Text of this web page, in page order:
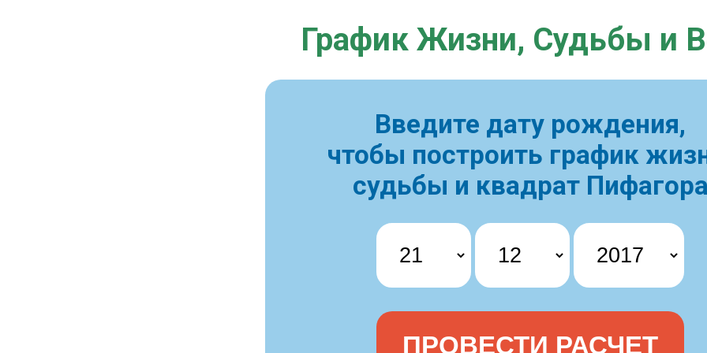
График Жизни, Судьбы и
Введите дату рождения,
чтобы построить график
судьбы и квадрат Пифагора
ПРОВЕСТИ РАСЧЕТ